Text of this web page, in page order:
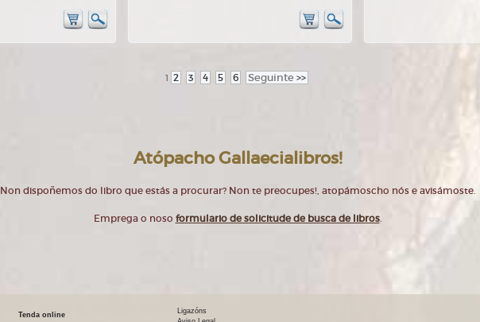
1 2 3 4 5 6 Seguinte >>
Atópacho Gallaecialibros!
Non dispoñemos do libro que estás a procurar? Non te preocupes!, atopámoscho nós e avisámoste.
Emprega o noso formulario de solicitude de busca de libros.
Tenda online
Ligazóns